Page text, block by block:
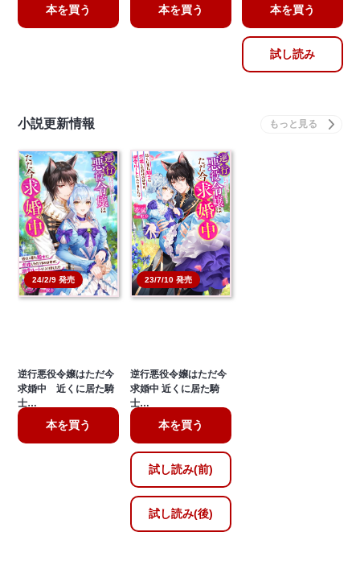
本を買う 本を買う 本を買う
試し読み
小説更新情報
24/2/9 発売
逆行悪役令嬢はただ今
求婚中 近くに居た騎
士…
本を買う
23/7/10 発売
逆行悪役令嬢はただ今
求婚中 近くに居た騎
士…
本を買う
試し読み(前)
試し読み(後)